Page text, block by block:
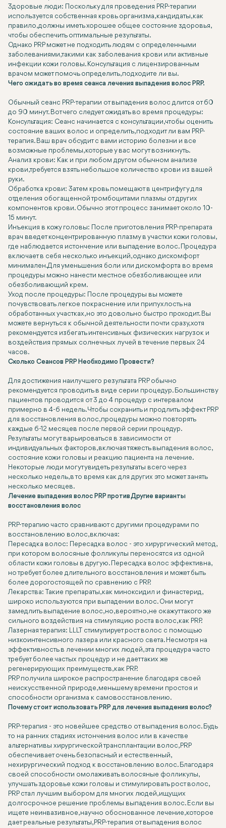
Здоровые люди: Поскольку для проведения PRP-терапии
используется собственная кровь организма, кандидаты, как
правило, должны иметь хорошее общее состояние здоровья,
чтобы обеспечить оптимальные результаты.
Однако PRP может не подходить людям с определенными
заболеваниями, такими как заболевания крови или активные
инфекции кожи головы. Консультация с лицензированным
врачом может помочь определить, подходите ли вы.
Чего ожидать во время сеанса лечения выпадения волос PRP.
Обычный сеанс PRP-терапии от выпадения волос длится от 60
до 90 минут. Вот чего следует ожидать во время процедуры:
Консультация: Сеанс начинается с консультации, чтобы оценить
состояние ваших волос и определить, подходит ли вам PRP-
терапия. Ваш врач обсудит с вами историю болезни и все
возможные проблемы, которые у вас могут возникнуть.
Анализ крови: Как и при любом другом обычном анализе
крови, требуется взять небольшое количество крови из вашей
руки.
Обработка крови: Затем кровь помещают в центрифугу для
отделения обогащенной тромбоцитами плазмы от других
компонентов крови. Обычно этот процесс занимает около 10-
15 минут.
Инъекция в кожу головы: После приготовления PRP-препарата
врач введет концентрированную плазму в участки кожи головы,
где наблюдается истончение или выпадение волос. Процедура
включает в себя несколько инъекций, однако дискомфорт
минимален. Для уменьшения боли или дискомфорта во время
процедуры можно нанести местное обезболивающее или
обезболивающий крем.
Уход после процедуры: После процедуры вы можете
почувствовать легкое покраснение или припухлость на
обработанных участках, но это довольно быстро проходит. Вы
можете вернуться к обычной деятельности почти сразу, хотя
рекомендуется избегать интенсивных физических нагрузок и
воздействия прямых солнечных лучей в течение первых 24
часов.
Сколько Сеансов PRP Необходимо Провести?
Для достижения наилучшего результата PRP обычно
рекомендуется проводить в виде серии процедур. Большинству
пациентов проводится от 3 до 4 процедур с интервалом
примерно в 4-6 недель. Чтобы сохранить и продлить эффект PRP
для восстановления волос, процедуры можно повторять
каждые 6-12 месяцев после первой серии процедур.
Результаты могут варьироваться в зависимости от
индивидуальных факторов, включая тяжесть выпадения волос,
состояние кожи головы и реакцию пациента на лечение.
Некоторые люди могут увидеть результаты всего через
несколько недель, в то время как для других это может занять
несколько месяцев.
Лечение выпадения волос PRP против Другие варианты
восстановления волос
PRP-терапию часто сравнивают с другими процедурами по
восстановлению волос, включая:
Пересадка волос: Пересадка волос - это хирургический метод,
при котором волосяные фолликулы переносятся из одной
области кожи головы в другую. Пересадка волос эффективна,
но требует более длительного восстановления и может быть
более дорогостоящей по сравнению с PRP.
Лекарства: Такие препараты, как миноксидил и финастерид,
широко используются при выпадении волос. Они могут
замедлить выпадение волос, но, вероятно, не окажут такого же
сильного воздействия на стимуляцию роста волос, как PRP.
Лазерная терапия: LLLT стимулирует рост волос с помощью
низкоинтенсивного лазера или красного света. Несмотря на
эффективность в лечении многих людей, эта процедура часто
требует более частых процедур и не дает таких же
регенерирующих преимуществ, как PRP.
PRP получила широкое распространение благодаря своей
неискусственной природе, меньшему времени простоя и
способности организма к самовосстановлению.
Почему стоит использовать PRP для лечения выпадения волос?
PRP-терапия - это новейшее средство от выпадения волос. Будь
то на ранних стадиях истончения волос или в качестве
альтернативы хирургической трансплантации волос, PRP
обеспечивает очень безопасный и естественный,
нехирургический подход к восстановлению волос. Благодаря
своей способности омолаживать волосяные фолликулы,
улучшать здоровье кожи головы и стимулировать рост волос,
PRP стал лучшим выбором для многих людей, ищущих
долгосрочное решение проблемы выпадения волос. Если вы
ищете неинвазивное, научно обоснованное лечение, которое
дает реальные результаты, PRP-терапия от выпадения волос